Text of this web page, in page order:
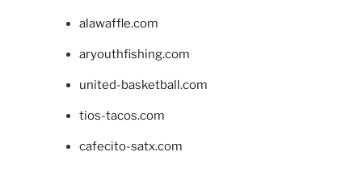
alawaffle.com
aryouthfishing.com
united-basketball.com
tios-tacos.com
cafecito-satx.com